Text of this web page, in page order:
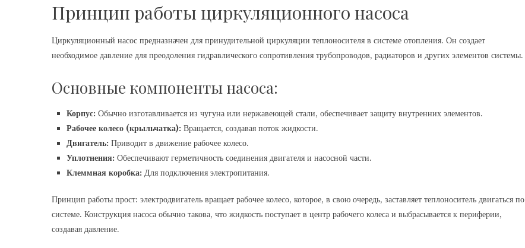
Принцип работы циркуляционного насоса
Циркуляционный насос предназначен для принудительной циркуляции теплоносителя в системе отопления. Он создает
необходимое давление для преодоления гидравлического сопротивления трубопроводов, радиаторов и других элементов системы.
Основные компоненты насоса:
Корпус: Обычно изготавливается из чугуна или нержавеющей стали, обеспечивает защиту внутренних элементов.
Рабочее колесо (крыльчатка): Вращается, создавая поток жидкости.
Двигатель: Приводит в движение рабочее колесо.
Уплотнения: Обеспечивают герметичность соединения двигателя и насосной части.
Клеммная коробка: Для подключения электропитания.
Принцип работы прост: электродвигатель вращает рабочее колесо, которое, в свою очередь, заставляет теплоноситель двигаться по
системе. Конструкция насоса обычно такова, что жидкость поступает в центр рабочего колеса и выбрасывается к периферии,
создавая давление.